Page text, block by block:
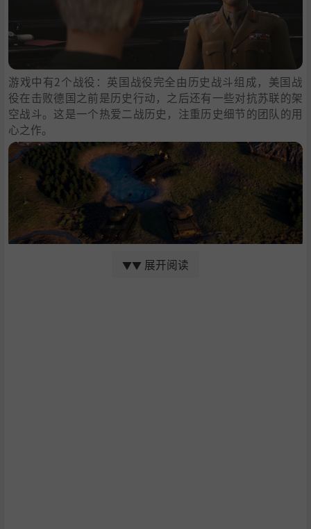
游戏中有2个战役：英国战役完全由历史战斗组成，美国战
役在击败德国之前是历史行动，之后还有一些对抗苏联的架
空战斗。这是一个热爱二战历史，注重历史细节的团队的用
心之作。
作为哈罗德·亚历山大指挥英军
▼▼ 展开阅读